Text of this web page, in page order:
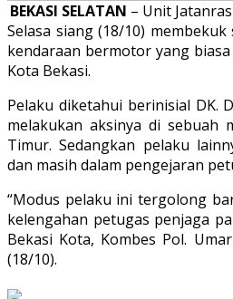
BEKASI SELATAN – Unit
Selasa siang (18/10)
kendaraan bermotor yang
Kota Bekasi.
Pelaku diketahui berinisial DK.
melakukan aksinya di sebuah
Timur. Sedangkan pelaku
dan masih dalam pengejaran
“Modus pelaku ini tergolong
kelengahan petugas penjaga
Bekasi Kota, Kombes Pol.
(18/10).